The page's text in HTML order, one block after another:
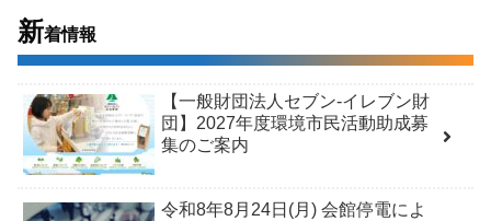
新着情報
【一般財団法人セブン-イレブン財
団】2027年度環境市民活動助成募
集のご案内
令和8年8月24日(月) 会館停電によ